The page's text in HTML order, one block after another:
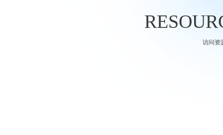
访问资